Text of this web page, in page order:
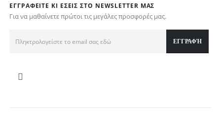
ΕΓΓΡΑΦΕΊΤΕ ΚΙ ΕΣΕΊΣ ΣΤΟ NEWSLETTER ΜΑΣ
Για να μαθαίνετε πρώτοι τις μεγάλες προσφορές μας.